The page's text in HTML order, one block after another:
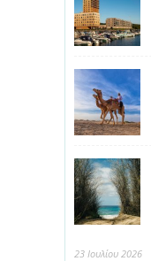
23 Ιουλίου 2026